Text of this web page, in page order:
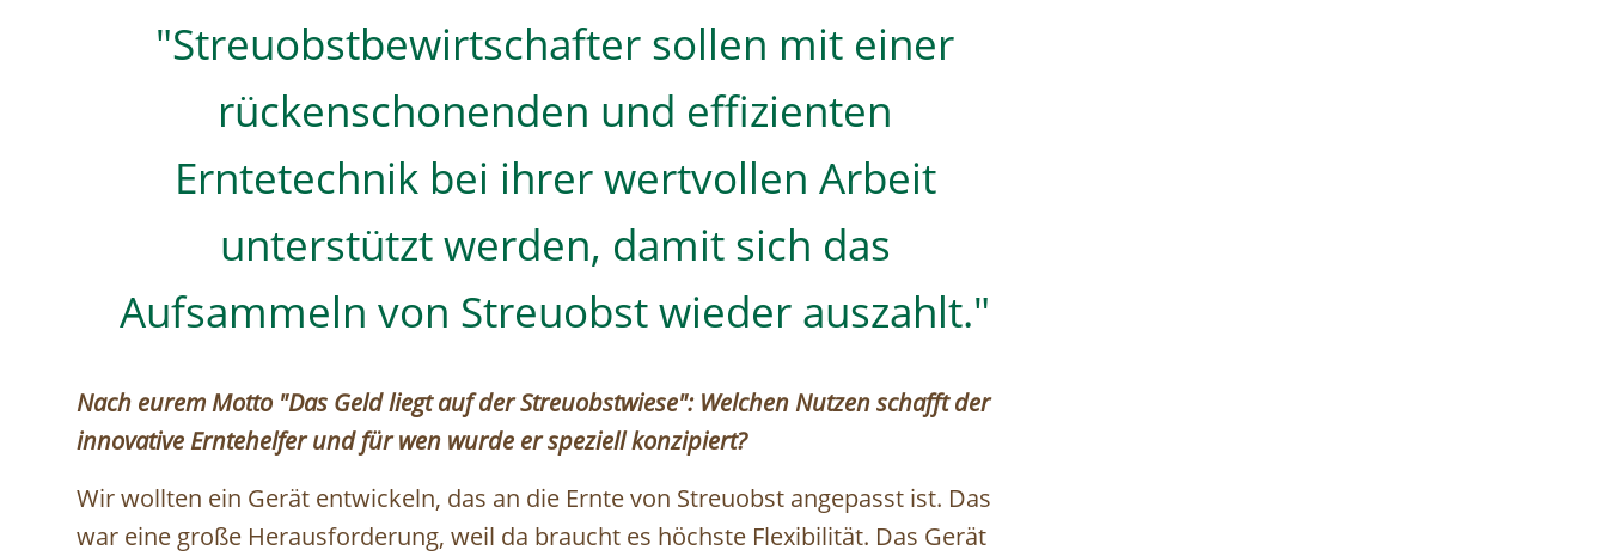
"Streuobstbewirtschafter sollen mit einer
rückenschonenden und effizienten
Erntetechnik bei ihrer wertvollen Arbeit
unterstützt werden, damit sich das
Aufsammeln von Streuobst wieder auszahlt."
Nach eurem Motto "Das Geld liegt auf der Streuobstwiese": Welchen Nutzen schafft der
innovative Erntehelfer und für wen wurde er speziell konzipiert?
Wir wollten ein Gerät entwickeln, das an die Ernte von Streuobst angepasst ist. Das
war eine große Herausforderung, weil da braucht es höchste Flexibilität. Das Gerät